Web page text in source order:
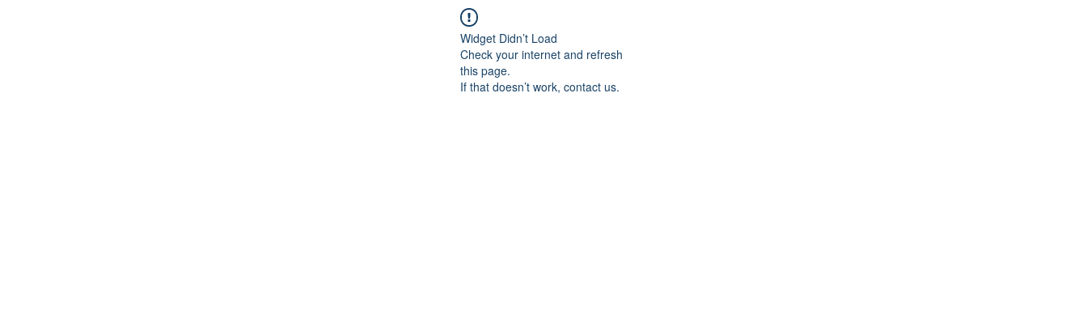
Widget Didn’t Load
Check your internet and refresh
this page.
If that doesn’t work, contact us.